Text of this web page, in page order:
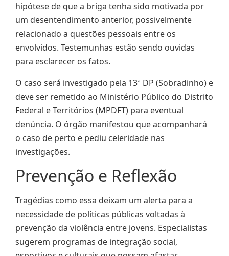
hipótese de que a briga tenha sido motivada por
um desentendimento anterior, possivelmente
relacionado a questões pessoais entre os
envolvidos. Testemunhas estão sendo ouvidas
para esclarecer os fatos.
O caso será investigado pela 13ª DP (Sobradinho) e
deve ser remetido ao Ministério Público do Distrito
Federal e Territórios (MPDFT) para eventual
denúncia. O órgão manifestou que acompanhará
o caso de perto e pediu celeridade nas
investigações.
Prevenção e Reflexão
Tragédias como essa deixam um alerta para a
necessidade de políticas públicas voltadas à
prevenção da violência entre jovens. Especialistas
sugerem programas de integração social,